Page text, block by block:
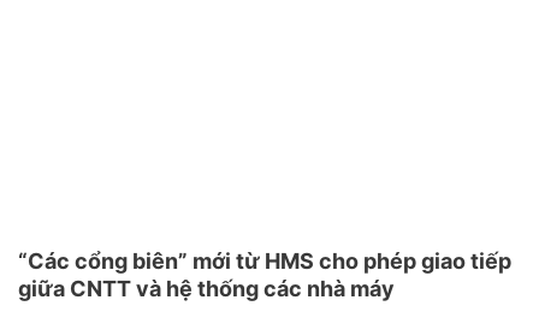
“Các cổng biên” mới từ HMS cho phép giao tiếp
giữa CNTT và hệ thống các nhà máy